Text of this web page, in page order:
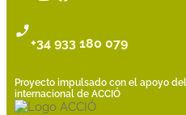
+34 933 180 079
Proyecto impulsado con el apoyo
internacional de ACCIÓ